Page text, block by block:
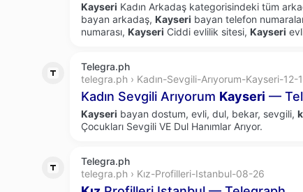
Kayseri Kadın Arkadaş kategorisindeki tüm
bayan arkadaş, Kayseri bayan telefon
numarası, Kayseri Ciddi evlilik sitesi, Kayseri
Telegra.ph
telegra.ph › Kadın-Sevgili-Arıyorum-Kayseri-12-
Kadın Sevgili Arıyorum Kayseri —
Kayseri bayan dostum, evli, dul, bekar, sevgili,
Çocukları Sevgili VE Dul Hanımlar Arıyor.
Telegra.ph
telegra.ph › Kız-Profilleri-Istanbul-08-26